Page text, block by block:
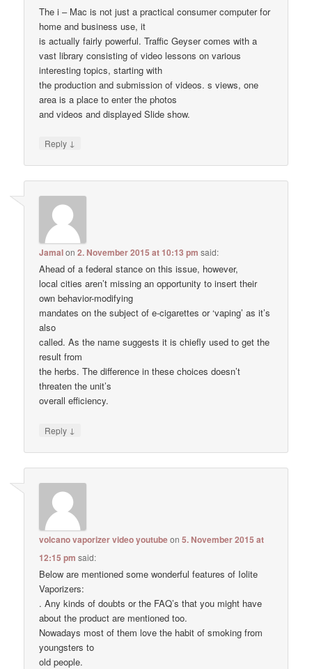
The i – Mac is not just a practical consumer computer for
home and business use, it
is actually fairly powerful. Traffic Geyser comes with a
vast library consisting of video lessons on various
interesting topics, starting with
the production and submission of videos. s views, one
area is a place to enter the photos
and videos and displayed Slide show.
Reply ↓
Jamalon2. November 2015 at 10:13 pm said:
Ahead of a federal stance on this issue, however,
local cities aren’t missing an opportunity to insert their
own behavior-modifying
mandates on the subject of e-cigarettes or ‘vaping’ as it’s
also
called. As the name suggests it is chiefly used to get the
result from
the herbs. The difference in these choices doesn’t
threaten the unit’s
overall efficiency.
Reply ↓
volcano vaporizer video youtubeon5. November 2015 at
12:15 pm said:
Below are mentioned some wonderful features of Iolite
Vaporizers:
. Any kinds of doubts or the FAQ’s that you might have
about the product are mentioned too.
Nowadays most of them love the habit of smoking from
youngsters to
old people.